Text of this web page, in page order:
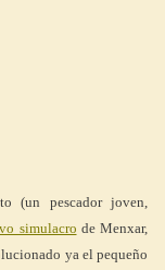
(un pescador joven,
simulacro de Menxar,
ya el pequeño